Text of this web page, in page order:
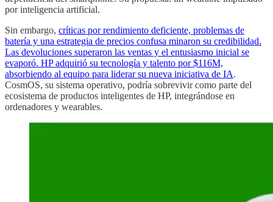
por inteligencia artificial.
Sin embargo, críticas por rendimiento deficiente, problemas de
batería y una estrategia de precios confusa minaron su credibilidad.
Las devoluciones superaron las ventas y el entusiasmo inicial se
evaporó. HP adquirió su tecnología y talento por $116M,
absorbiendo al equipo para liderar su nueva iniciativa de IA.
CosmOS, su sistema operativo, podría sobrevivir como parte del
ecosistema de productos inteligentes de HP, integrándose en
ordenadores y wearables.